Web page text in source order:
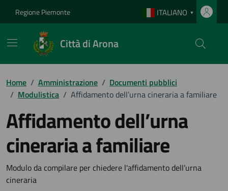
Regione Piemonte ITALIANO ▼
Città di Arona
Home / Amministrazione / Documenti pubblici
/ Modulistica / Affidamento dell’urna cineraria a familiare
Affidamento dell’urna
cineraria a familiare
Dettagli del documento
Modulo da compilare per chiedere l'affidamento dell’urna
cineraria